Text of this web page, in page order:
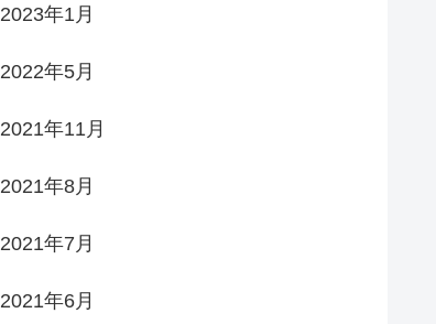
2023年1月
2022年5月
2021年11月
2021年8月
2021年7月
2021年6月